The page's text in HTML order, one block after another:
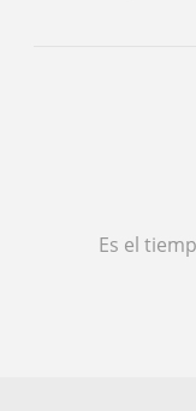
Es el